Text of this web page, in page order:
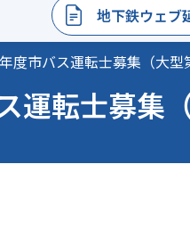
地下鉄ウェブ
度市バス運転士募集（大
運転士募集